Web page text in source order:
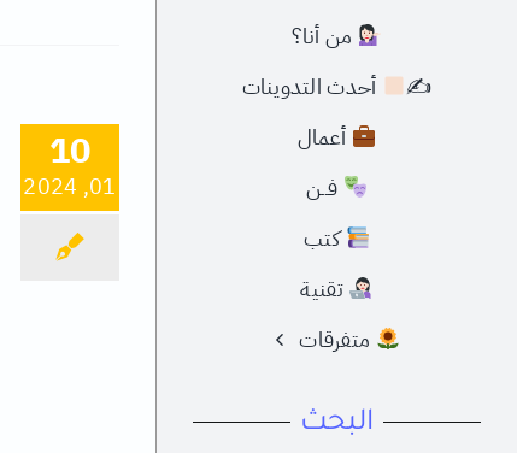
من أنا؟
✍
أحدث التدوينات
أعمال
فــن
كتب
تقنية
متفرقات
البحث
10
01, 2024